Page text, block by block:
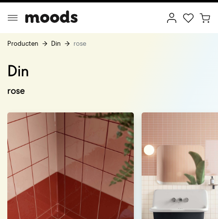
Producten Din rose
Din
rose